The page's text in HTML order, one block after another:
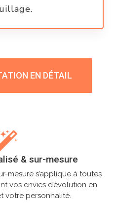
EN DÉTAIL
& sur-mesure
mesure s’applique à toutes
vos envies d’évolution en
votre personnalité.